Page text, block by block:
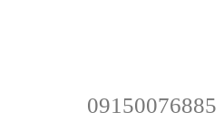
09150076885